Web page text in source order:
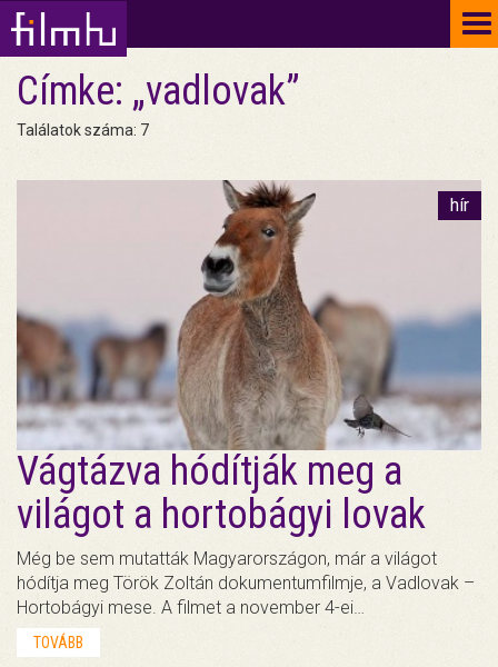
Címke: „vadlovak”
Találatok száma: 7
hír
Vágtázva hódítják meg a
világot a hortobágyi lovak
Még be sem mutatták Magyarországon, már a világot
hódítja meg Török Zoltán dokumentumfilmje, a Vadlovak –
Hortobágyi mese. A filmet a november 4-ei…
TOVÁBB